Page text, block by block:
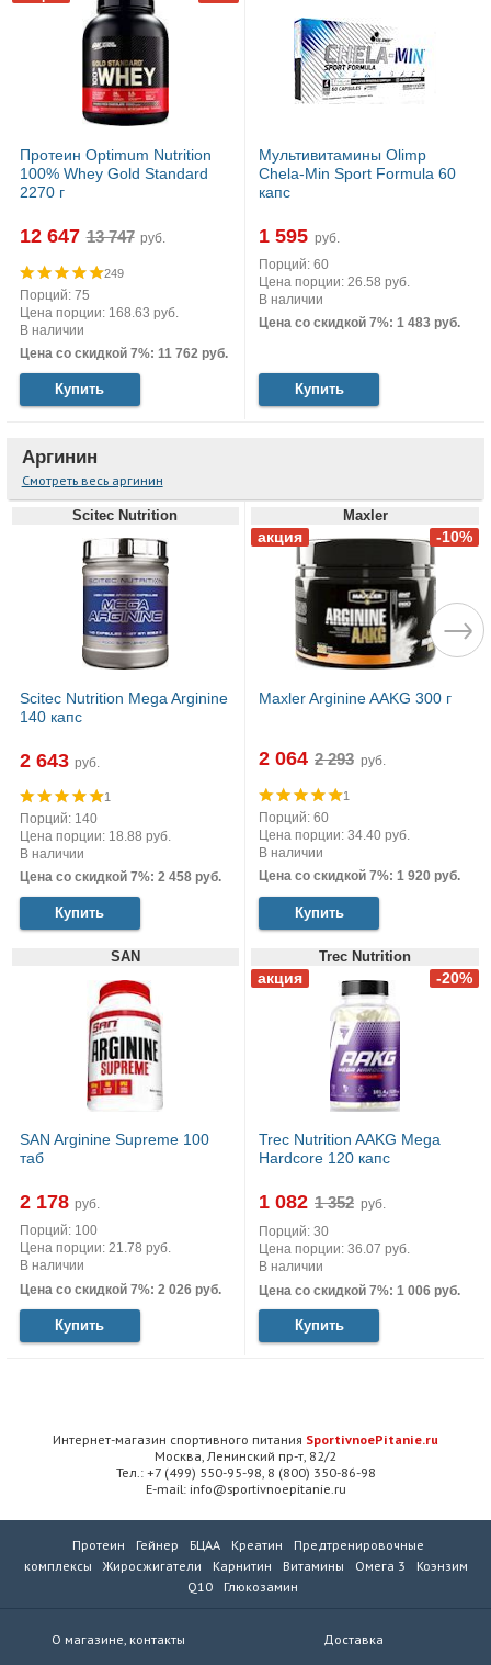
Протеин Optimum Nutrition
100% Whey Gold Standard
2270 г
12 647 руб.
249
Порций: 75
Цена порции: 168.63 руб.
В наличии
Цена со скидкой 7%: 11 762 руб.
Купить
Мультивитамины Olimp
Chela-Min Sport Formula 60
капс
1 595 руб.
Порций: 60
Цена порции: 26.58 руб.
В наличии
Цена со скидкой 7%: 1 483 руб.
Купить
Аргинин
Смотреть весь аргинин
Scitec Nutrition
Scitec Nutrition Mega Arginine
140 капс
2 643 руб.
1
Порций: 140
Цена порции: 18.88 руб.
В наличии
Цена со скидкой 7%: 2 458 руб.
Купить
Maxler
Maxler Arginine AAKG 300 г
2 064 руб.
1
Порций: 60
Цена порции: 34.40 руб.
В наличии
Цена со скидкой 7%: 1 920 руб.
Купить
SAN
SAN Arginine Supreme 100
таб
2 178 руб.
Порций: 100
Цена порции: 21.78 руб.
В наличии
Цена со скидкой 7%: 2 026 руб.
Купить
Trec Nutrition
Trec Nutrition AAKG Mega
Hardcore 120 капс
1 082
руб.
Порций: 30
Цена порции: 36.07 руб.
В наличии
Цена со скидкой 7%: 1 006 руб.
Купить
Интернет-магазин спортивного питания SportivnoePitanie.ru
Москва, Ленинский пр-т, 82/2
Тел.: +7 (499) 550-95-98, 8 (800) 350-86-98
E-mail: info@sportivnoepitanie.ru
Протеин Гейнер БЦАА Креатин
Предтренировочные
комплексы
Жиросжигатели Карнитин Витамины Омега 3
Коэнзим
Q10
Глюкозамин
О магазине, контакты Доставка